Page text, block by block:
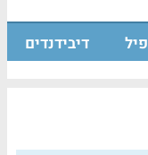
דיבידנדים